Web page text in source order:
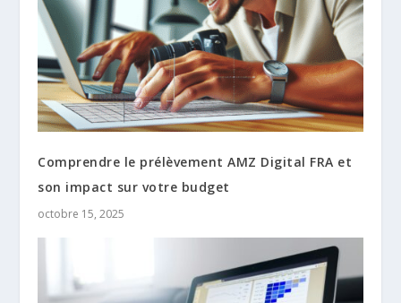
Comprendre le prélèvement AMZ Digital FRA et
son impact sur votre budget
octobre 15, 2025